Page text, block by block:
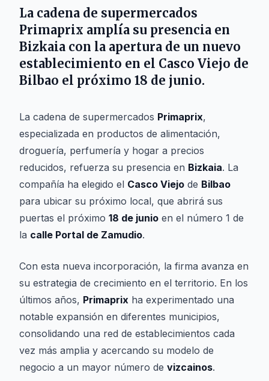
La cadena de supermercados
Primaprix amplía su presencia en
Bizkaia con la apertura de un nuevo
establecimiento en el Casco Viejo de
Bilbao el próximo 18 de junio.
La cadena de supermercados Primaprix,
especializada en productos de alimentación,
droguería, perfumería y hogar a precios
reducidos, refuerza su presencia en Bizkaia. La
compañía ha elegido el Casco Viejo de Bilbao
para ubicar su próximo local, que abrirá sus
puertas el próximo 18 de junio en el número 1 de
la calle Portal de Zamudio.
Con esta nueva incorporación, la firma avanza en
su estrategia de crecimiento en el territorio. En los
últimos años, Primaprix ha experimentado una
notable expansión en diferentes municipios,
consolidando una red de establecimientos cada
vez más amplia y acercando su modelo de
negocio a un mayor número de vizcainos.